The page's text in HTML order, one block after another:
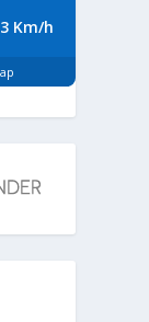
3 Km/h